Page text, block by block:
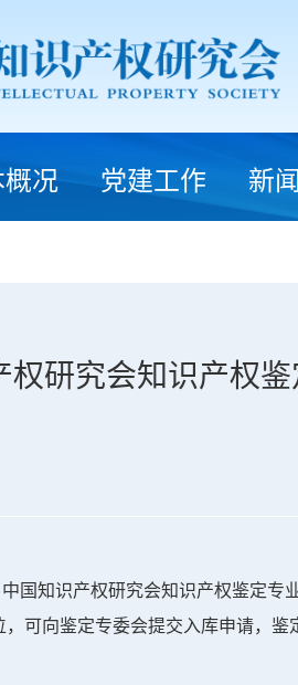
况 党建工作 新
权研究会知识产权
知识产权研究会知识产权鉴定专
可向鉴定专委会提交入库申请，